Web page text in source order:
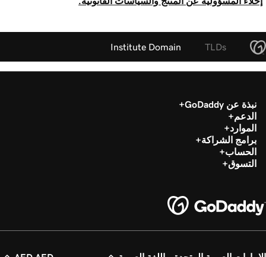
TLDs
Institute Domain
نبذة عن GoDaddy
الدعم
الموارد
برامج الشراكة
الحساب
التسوق